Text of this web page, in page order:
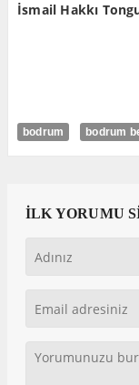
İsmail Hakkı
bodrum bodrum
İLK YORUMU